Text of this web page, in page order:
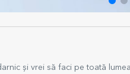
și vrei să faci pe toată